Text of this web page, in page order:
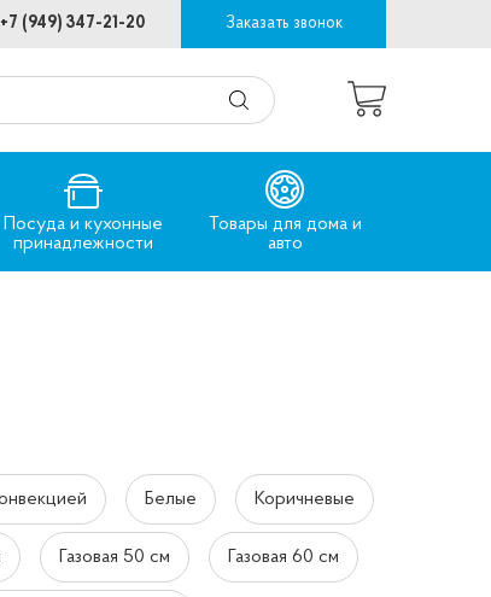
Заказать звонок
+7 (949) 347-21-20
Посуда и кухонные
принадлежности
Товары для дома и
авто
Белые Коричневые
Газовая 50 см Газовая 60 см